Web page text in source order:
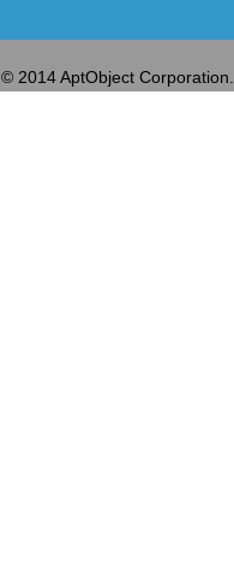
© 2014 AptObject